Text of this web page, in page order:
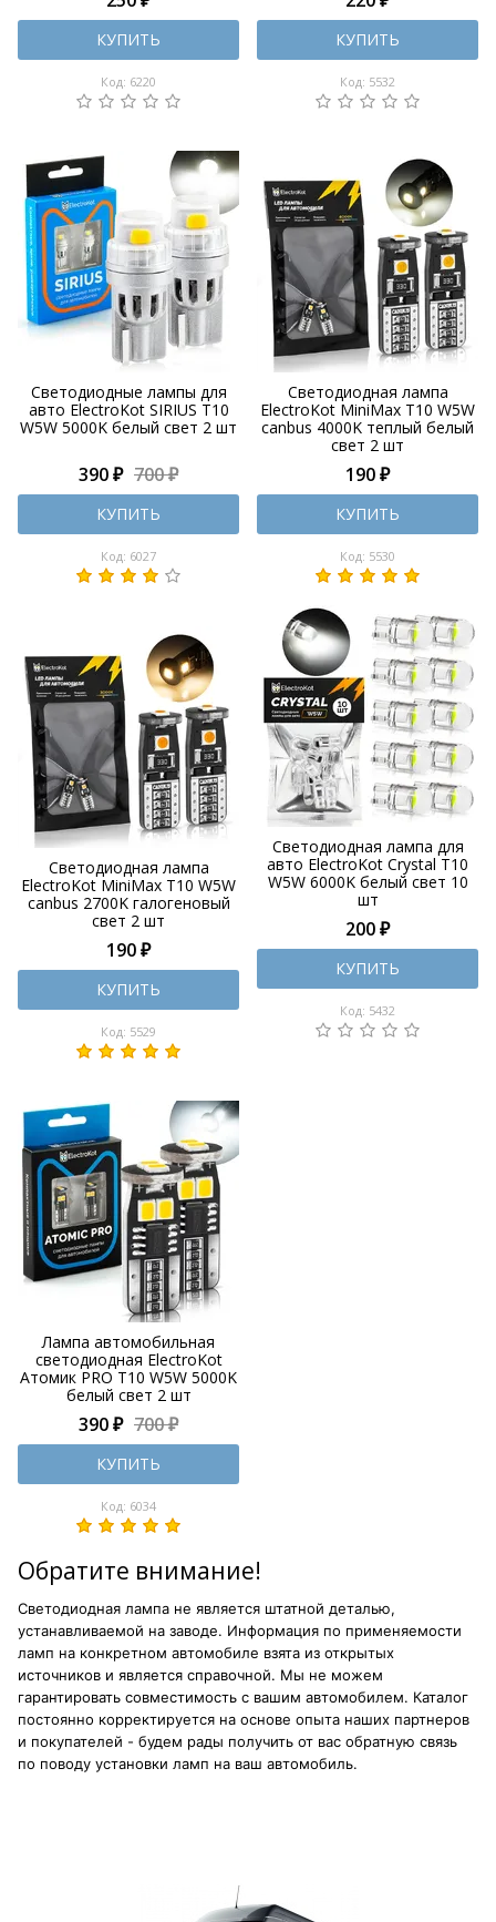
КУПИТЬ
Код: 6220
КУПИТЬ
Код: 5532
Светодиодные лампы для
авто ElectroKot SIRIUS T10
W5W 5000K белый свет 2 шт
390 ₽ 700 ₽
КУПИТЬ
Код: 6027
Светодиодная лампа
ElectroKot MiniMax T10 W5W
canbus 4000K теплый белый
свет 2 шт
190 ₽
КУПИТЬ
Код: 5530
Светодиодная лампа
ElectroKot MiniMax T10 W5W
canbus 2700K галогеновый
свет 2 шт
190 ₽
КУПИТЬ
Код: 5529
Светодиодная лампа для
авто ElectroKot Crystal T10
W5W 6000K белый свет 10
шт
200 ₽
КУПИТЬ
Код: 5432
Лампа автомобильная
светодиодная ElectroKot
Атомик PRO T10 W5W 5000K
белый свет 2 шт
390 ₽ 700 ₽
КУПИТЬ
Код: 6034
Обратите внимание!
Светодиодная лампа не является штатной деталью,
устанавливаемой на заводе. Информация по применяемости
ламп на конкретном автомобиле взята из открытых
источников и является справочной. Мы не можем
гарантировать совместимость с вашим автомобилем. Каталог
постоянно корректируется на основе опыта наших партнеров
и покупателей - будем рады получить от вас обратную связь
по поводу установки ламп на ваш автомобиль.